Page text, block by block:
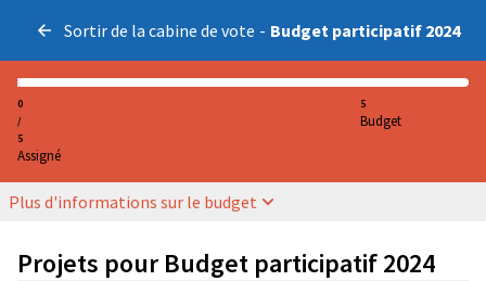
Sortir de la cabine de vote - Budget participatif 2024
0
/
5
Assigné
5
Budget
Plus d'informations sur le budget
Projets pour Budget participatif 2024